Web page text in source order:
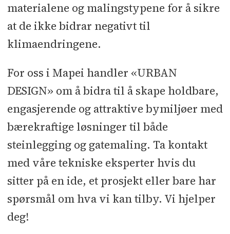
materialene og malingstypene for å sikre
at de ikke bidrar negativt til
klimaendringene.
For oss i Mapei handler «URBAN
DESIGN» om å bidra til å skape holdbare,
engasjerende og attraktive bymiljøer med
bærekraftige løsninger til både
steinlegging og gatemaling. Ta kontakt
med våre tekniske eksperter hvis du
sitter på en ide, et prosjekt eller bare har
spørsmål om hva vi kan tilby. Vi hjelper
deg!